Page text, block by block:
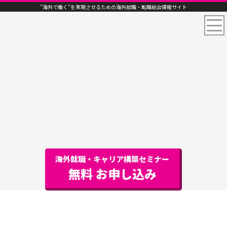
”海外で働く”を実現させるための海外就職・転職総合情報サイト
海外就職・キャリア構築セミナー
無料 お申し込み